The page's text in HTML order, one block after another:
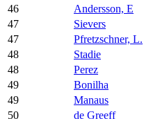
46
Andersson, E
47
Sievers
47
Pfretzschner, L.
48
Stadie
48
Perez
49
Bonilha
49
Manaus
50
de Greeff